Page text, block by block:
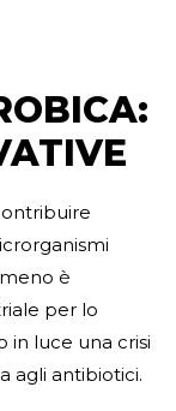
è
per lo
in luce una crisi
agli antibiotici.